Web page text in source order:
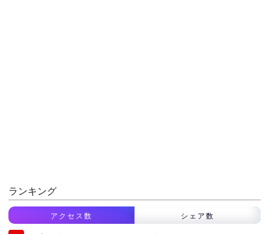
ランキング
アクセス数 シェア数